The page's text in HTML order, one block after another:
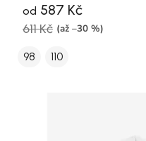
od 587 Kč
611 Kč (až –30 %)
98 110